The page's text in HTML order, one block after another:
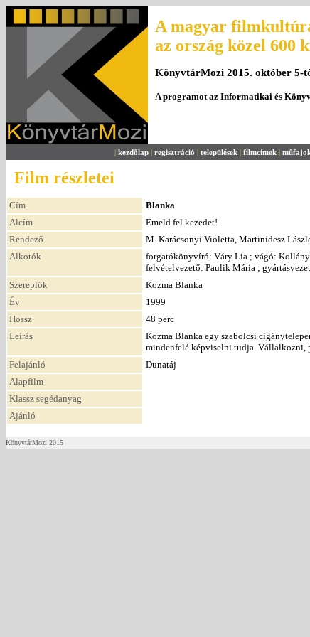
A magyar
az ország közel 600
KönyvtárMozi 2015. október 5-
A programot az Informatikai és
| kezdőlap | regisztráció | települések | filmcímek |
Film részletei
Cím
Blanka
Alcím
Emeld fel kezedet!
Rendező
M. Karácsonyi Violetta, Martinidesz
Alkotók
forgatókönyvíró: Váry Lia ; vágó:
felvételvezető: Paulik Mária ;
Szereplők
Kozma Blanka
Év
1999
Hossz
48 perc
Leírás
Kozma Blanka egy szabolcsi
mindenfelé képviselni tudja.
Felajánló
Dunatáj
Alapfilm
Klassz segédanyag
Ajánló
KönyvtárMozi 2015